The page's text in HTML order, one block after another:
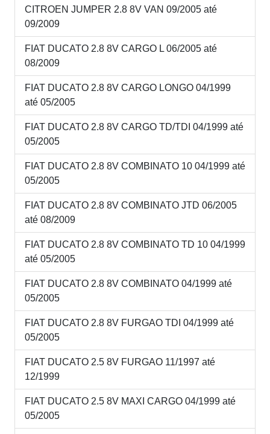
CITROEN JUMPER 2.8 8V VAN 09/2005 até
09/2009
FIAT DUCATO 2.8 8V CARGO L 06/2005 até
08/2009
FIAT DUCATO 2.8 8V CARGO LONGO 04/1999
até 05/2005
FIAT DUCATO 2.8 8V CARGO TD/TDI 04/1999 até
05/2005
FIAT DUCATO 2.8 8V COMBINATO 10 04/1999 até
05/2005
FIAT DUCATO 2.8 8V COMBINATO JTD 06/2005
até 08/2009
FIAT DUCATO 2.8 8V COMBINATO TD 10 04/1999
até 05/2005
FIAT DUCATO 2.8 8V COMBINATO 04/1999 até
05/2005
FIAT DUCATO 2.8 8V FURGAO TDI 04/1999 até
05/2005
FIAT DUCATO 2.5 8V FURGAO 11/1997 até
12/1999
FIAT DUCATO 2.5 8V MAXI CARGO 04/1999 até
05/2005